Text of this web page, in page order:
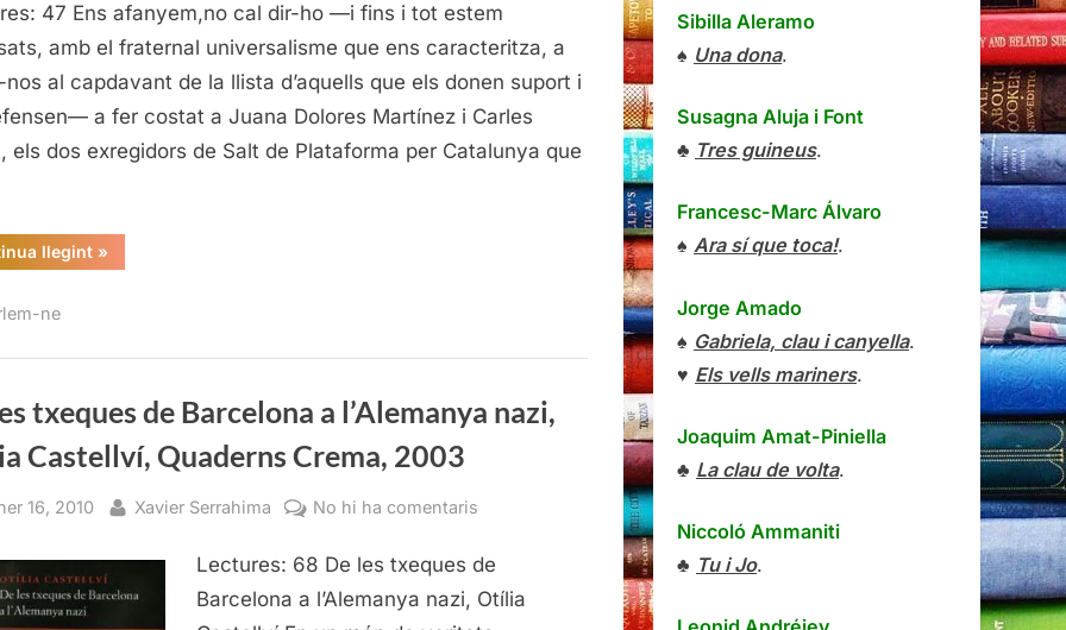
per
Catalunya
ens
fa
47 Ens afanyem,no cal dir-ho —i fins i tot estem
amb el fraternal universalisme que ens caracteritza, a
nos al capdavant de la llista d’aquells que els donen suport i
a fer costat a Juana Dolores Martínez i Carles
els dos exregidors de Salt de Plataforma per Catalunya que
llegint“Plataforma
per
»
ne
txeques de Barcelona a l’Alemanya nazi,
Castellví, Quaderns Crema, 2003
16, 2010 By
Xavier Serrahima No hi ha comentaris
les
txeques
de
Lectures: 68 De les txeques de
Barcelona a l’Alemanya nazi, Otília
Sibilla Aleramo
♠ Una dona.
Susagna Aluja i Font
♣ Tres guineus.
Francesc-Marc Álvaro
♠ Ara sí que toca!.
Jorge Amado
♠ Gabriela, clau i canyella.
♥ Els vells mariners.
Joaquim Amat-Piniella
♣ La clau de volta.
Niccoló Ammaniti
♣ Tu i Jo.